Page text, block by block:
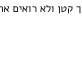
ולא רואים